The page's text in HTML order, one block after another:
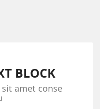
BLOCK
amet conse